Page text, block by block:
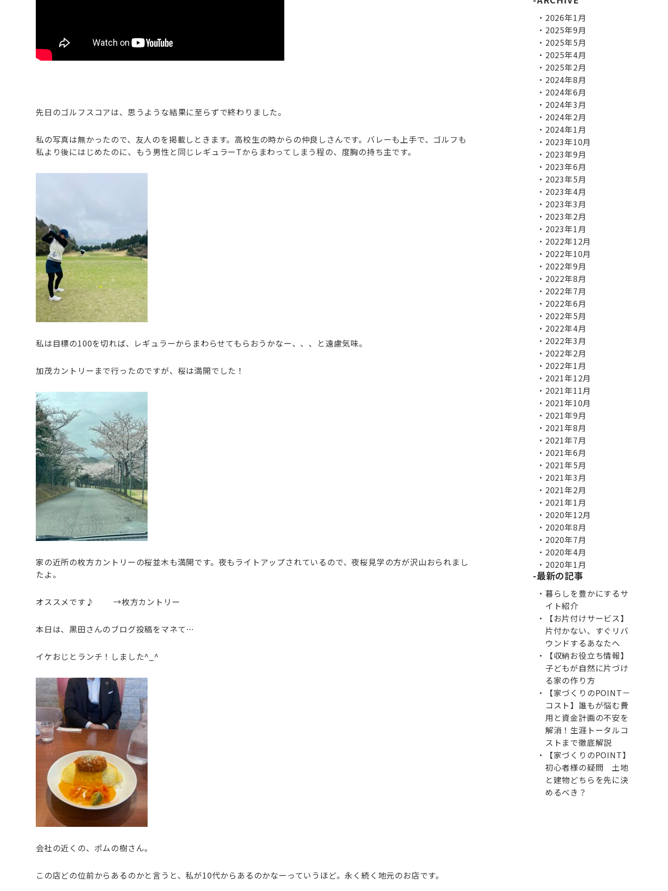
先日のゴルフスコアは、思うような結果に至らずで終わりました。
私の写真は無かったので、友人のを掲載しときます。高校生の時からの仲良しさんです。バレーも上手で、ゴルフも
私より後にはじめたのに、もう男性と同じレギュラーTからまわってしまう程の、度胸の持ち主です。
私は目標の100を切れば、レギュラーからまわらせてもらおうかなー、、、と遠慮気味。
加茂カントリーまで行ったのですが、桜は満開でした！
家の近所の枚方カントリーの桜並木も満開です。夜もライトアップされているので、夜桜見学の方が沢山おられまし
たよ。
オススメです♪ →枚方カントリー
本日は、黒田さんのブログ投稿をマネて…
イケおじとランチ！しました^_^
会社の近くの、ポムの樹さん。
この店どの位前からあるのかと言うと、私が10代からあるのかなーっていうほど。永く続く地元のお店です。
2026年1月
2025年9月
2025年5月
2025年4月
2025年2月
2024年8月
2024年6月
2024年3月
2024年2月
2024年1月
2023年10月
2023年9月
2023年6月
2023年5月
2023年4月
2023年3月
2023年2月
2023年1月
2022年12月
2022年10月
2022年9月
2022年8月
2022年7月
2022年6月
2022年5月
2022年4月
2022年3月
2022年2月
2022年1月
2021年12月
2021年11月
2021年10月
2021年9月
2021年8月
2021年7月
2021年6月
2021年5月
2021年3月
2021年2月
2021年1月
2020年12月
2020年8月
2020年7月
2020年4月
2020年1月
最新の記事
暮らしを豊かにするサ
イト紹介
【お片付けサービス】
片付かない、すぐリバ
ウンドするあなたへ
【収納お役立ち情報】
子どもが自然に片づけ
る家の作り方
【家づくりのPOINT－
コスト】誰もが悩む費
用と資金計画の不安を
解消！生涯トータルコ
ストまで徹底解説
【家づくりのPOINT】
初心者様の疑問 土地
と建物どちらを先に決
めるべき？